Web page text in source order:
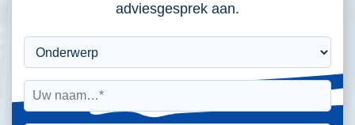
adviesgesprek aan.